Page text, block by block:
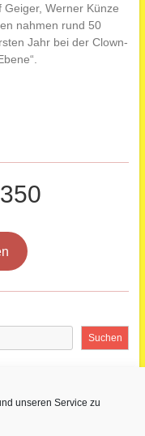
unseren Service zu
Werner Künze
nahmen rund 50
Jahr bei der Clown-
Suchen